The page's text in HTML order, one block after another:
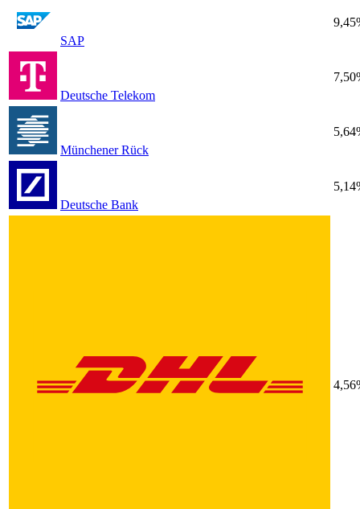
SAP
Deutsche Telekom
Münchener Rück
Deutsche Bank